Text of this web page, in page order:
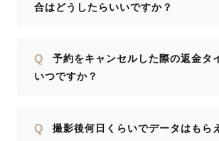
合はどうしたらいいですか？
Q
予約をキャンセルした際の返金タ
いつですか？
Q 撮影後何日くらいでデータはもら